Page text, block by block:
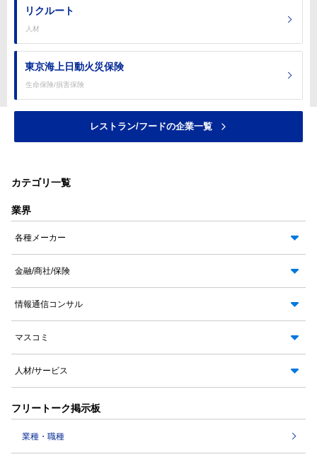
リクルート
人材
東京海上日動火災保険
生命保険/損害保険
レストラン/フードの企業一覧
カテゴリ一覧
業界
各種メーカー
金融/商社/保険
情報通信コンサル
マスコミ
人材/サービス
フリートーク掲示板
業種・職種